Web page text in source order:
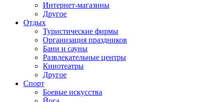
Интернет-магазины
Другое
Отдых
Туристические фирмы
Организация праздников
Бани и сауны
Развлекательные центры
Кинотеатры
Другое
Спорт
Боевые искусства